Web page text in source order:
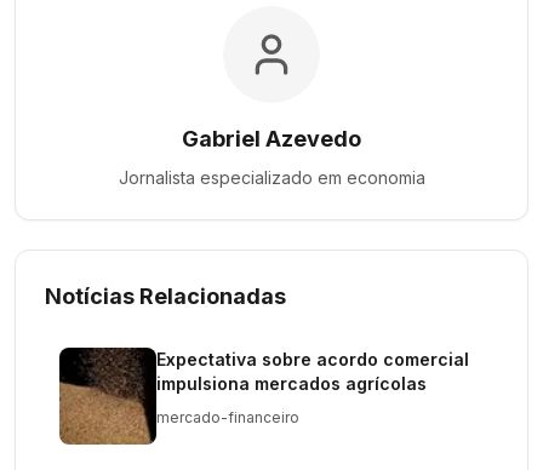
Gabriel Azevedo
Jornalista especializado em economia
Notícias Relacionadas
Expectativa sobre acordo comercial
impulsiona mercados agrícolas
mercado-financeiro